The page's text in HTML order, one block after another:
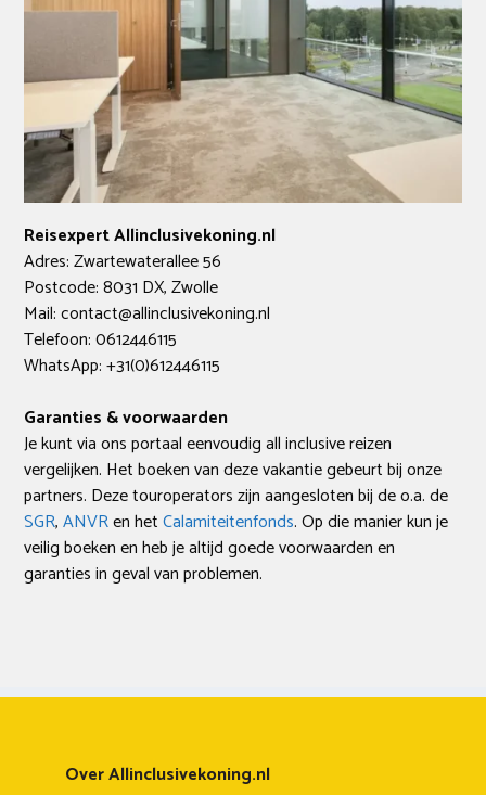
Reisexpert Allinclusivekoning.nl
Adres: Zwartewaterallee 56
Postcode: 8031 DX, Zwolle
Mail: contact@allinclusivekoning.nl
Telefoon: 0612446115
WhatsApp: +31(0)612446115
Garanties & voorwaarden
Je kunt via ons portaal eenvoudig all inclusive reizen
vergelijken. Het boeken van deze vakantie gebeurt bij onze
partners. Deze touroperators zijn aangesloten bij de o.a. de
SGR,ANVRen hetCalamiteitenfonds. Op die manier kun je
veilig boeken en heb je altijd goede voorwaarden en
garanties in geval van problemen.
Over Allinclusivekoning.nl